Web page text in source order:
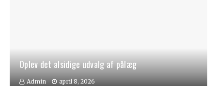
Oplev det alsidige udvalg af pålæg
Admin april 8, 2026